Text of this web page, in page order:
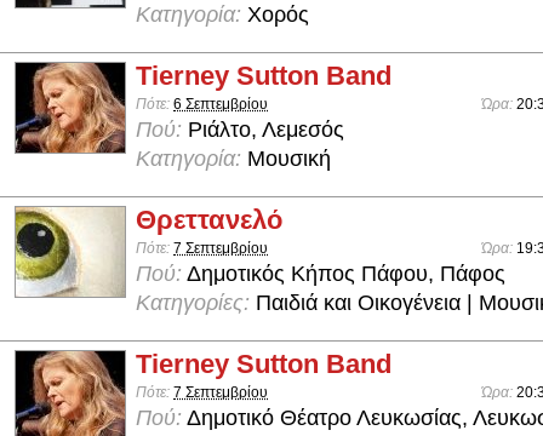
Κατηγορία: Χορός
Tierney Sutton Band
Πότε: 6 Σεπτεμβρίου Ώρα:
Πού: Ριάλτο, Λεμεσός
Κατηγορία: Μουσική
Θρεττανελό
Πότε: 7 Σεπτεμβρίου Ώρα:
Πού: Δημοτικός Κήπος Πάφου, Πάφος
Κατηγορίες: Παιδιά και Οικογένεια |
Tierney Sutton Band
Πότε: 7 Σεπτεμβρίου Ώρα:
Πού: Δημοτικό Θέατρο Λευκωσίας,